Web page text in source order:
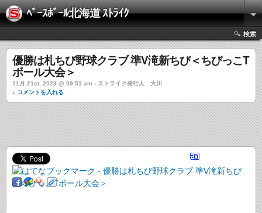
ﾍﾞｰｽﾎﾞｰﾙ北海道 ｽﾄﾗｲｸ
検索
優勝は札ちび野球クラブ 準V滝新ちび＜ちびっこT
ボール大会＞
11月 21st, 2023 @ 09:51 am › ストライク発行人 大川
↓ コメントを入れる